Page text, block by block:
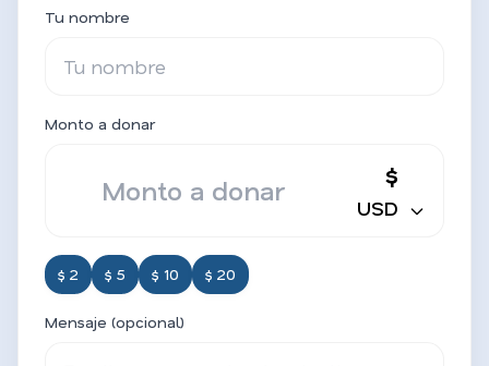
Tu nombre
Monto a donar
$
USD
$ 2 $ 5 $ 10 $ 20
Mensaje (opcional)